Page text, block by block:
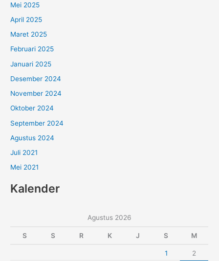
Mei 2025
April 2025
Maret 2025
Februari 2025
Januari 2025
Desember 2024
November 2024
Oktober 2024
September 2024
Agustus 2024
Juli 2021
Mei 2021
Kalender
Agustus 2026
S S R K J S M
1 2